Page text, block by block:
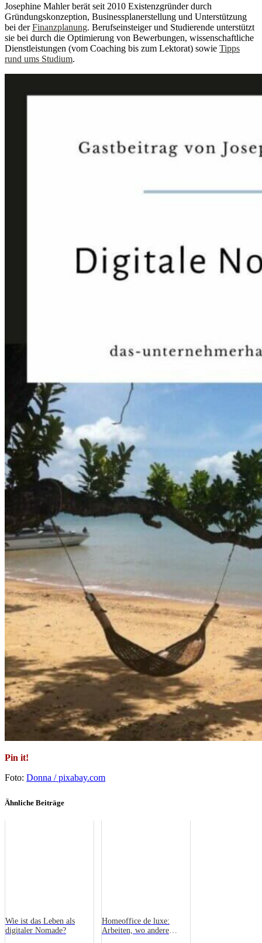
Josephine Mahler berät seit 2010 Existenzgründer durch
Gründungskonzeption, Businessplanerstellung und Unterstützung
bei derFinanzplanung. Berufseinsteiger und Studierende unterstützt
sie bei durch die Optimierung von Bewerbungen, wissenschaftliche
Dienstleistungen (vom Coaching bis zum Lektorat) sowie Tipps
rund ums Studium.
Pin it!
Foto: Donna / pixabay.com
Ähnliche Beiträge
Wie ist das Leben als
digitaler Nomade?
Homeoffice de luxe:
Arbeiten, wo andere